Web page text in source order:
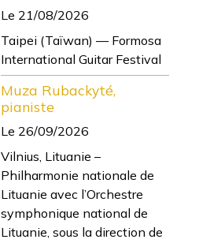
Le 21/08/2026
Taipei (Taïwan) — Formosa
International Guitar Festival
Muza Rubackyté,
pianiste
Le 26/09/2026
Vilnius, Lituanie –
Philharmonie nationale de
Lituanie avec l’Orchestre
symphonique national de
Lituanie, sous la direction de